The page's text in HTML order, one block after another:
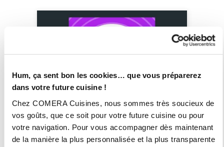
Hum, ça sent bon les cookies… que vous préparerez
dans votre future cuisine !
Chez COMERA Cuisines, nous sommes très soucieux de
vos goûts, que ce soit pour votre future cuisine ou pour
votre navigation. Pour vous accompagner dès maintenant
de la manière la plus personnalisée et la plus transparente